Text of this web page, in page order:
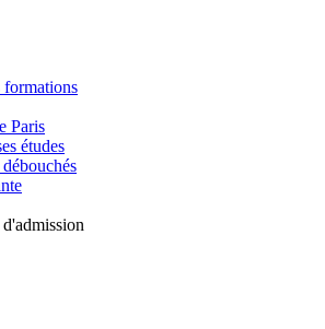
formations
Paris
études
d'admission